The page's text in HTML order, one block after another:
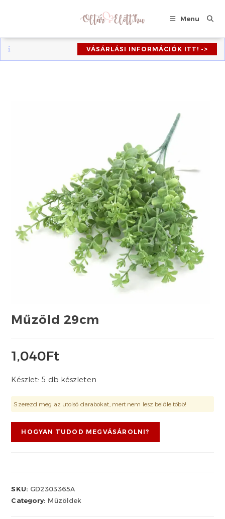
Menu
VÁSÁRLÁSI INFORMÁCIÓK ITT! ->
Műzöld 29cm
1,040Ft
Készlet: 5 db készleten
Szerezd meg az utolsó darabokat, mert nem lesz belőle több!
HOGYAN TUDOD MEGVÁSÁROLNI?
SKU: GD2303365A
Category: Műzöldek